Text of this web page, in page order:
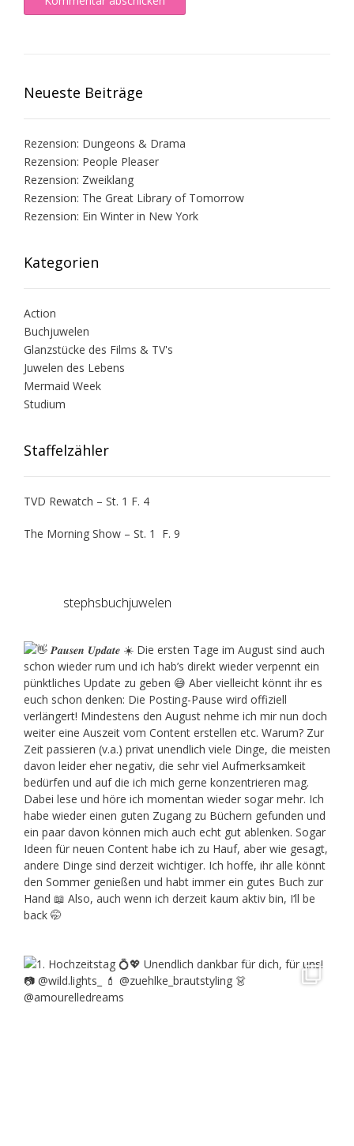
Neueste Beiträge
Rezension: Dungeons & Drama
Rezension: People Pleaser
Rezension: Zweiklang
Rezension: The Great Library of Tomorrow
Rezension: Ein Winter in New York
Kategorien
Action
Buchjuwelen
Glanzstücke des Films & TV's
Juwelen des Lebens
Mermaid Week
Studium
Staffelzähler
TVD Rewatch – St. 1 F. 4
The Morning Show – St. 1 F. 9
stephsbuchjuwelen